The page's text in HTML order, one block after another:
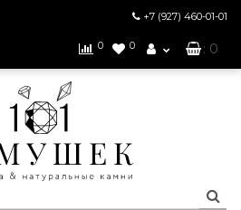
+7 (927) 460-01-01
0 0 : 0